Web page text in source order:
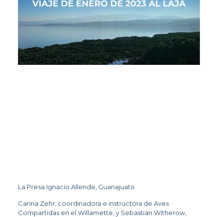
La Presa Ignacio Allende, Guanajuato
Carina Zehr, coordinadora e instructora de Aves
Compartidas en el Willamette, y Sebastian Witherow,